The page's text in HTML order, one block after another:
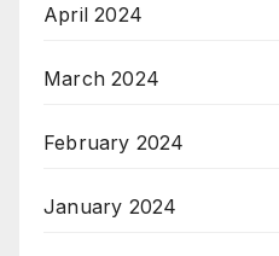
April 2024
March 2024
February 2024
January 2024